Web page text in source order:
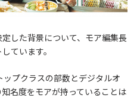
した背景について、モア編集長
ています。
ップクラスの部数とデジタルオ
名度をモアが持っていることは